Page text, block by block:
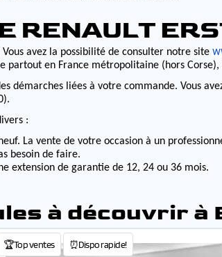
RENAULT
Vous avez la possibilité de consulter notre site
en France métropolitaine (hors
démarches liées à votre commande. Vous
:
La vente de votre occasion à un
besoin de faire.
extension de garantie de 12, 24 ou 36 mois.
à découvrir à
🏆Top ventes ⏰Dispo rapide!